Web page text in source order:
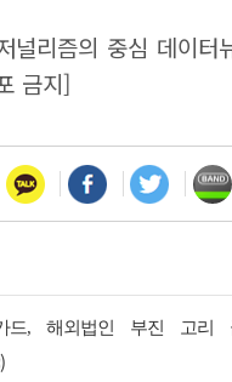
널리즘의 중심 데이터
금지]
드, 해외법인 부진 고리